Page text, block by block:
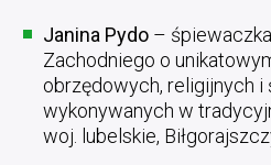
Janina Pydo –
Zachodniego o
obrzędowych, religijnych i
wykonywanych w
woj. lubelskie,